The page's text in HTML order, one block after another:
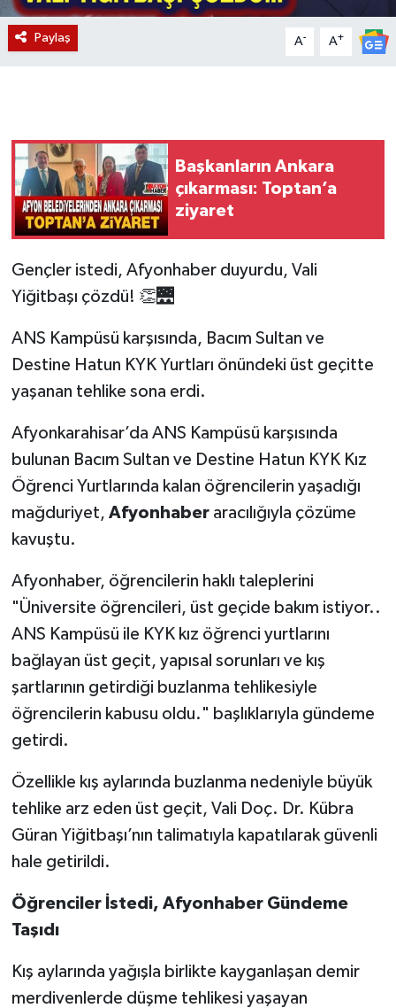
Paylaş A- A+
Başkanların Ankara
çıkarması: Toptan’a
ziyaret
Gençler istedi, Afyonhaber duyurdu, Vali
Yiğitbaşı çözdü! 👏🌉
ANS Kampüsü karşısında, Bacım Sultan ve
Destine Hatun KYK Yurtları önündeki üst geçitte
yaşanan tehlike sona erdi.
Afyonkarahisar’da ANS Kampüsü karşısında
bulunan Bacım Sultan ve Destine Hatun KYK Kız
Öğrenci Yurtlarında kalan öğrencilerin yaşadığı
mağduriyet, Afyonhaberaracılığıyla çözüme
kavuştu.
Afyonhaber, öğrencilerin haklı taleplerini
"Üniversite öğrencileri, üst geçide bakım istiyor..
ANS Kampüsü ile KYK kız öğrenci yurtlarını
bağlayan üst geçit, yapısal sorunları ve kış
şartlarının getirdiği buzlanma tehlikesiyle
öğrencilerin kabusu oldu." başlıklarıyla gündeme
getirdi.
Özellikle kış aylarında buzlanma nedeniyle büyük
tehlike arz eden üst geçit, Vali Doç. Dr. Kübra
Güran Yiğitbaşı’nın talimatıyla kapatılarak güvenli
hale getirildi.
Öğrenciler İstedi, Afyonhaber Gündeme
Taşıdı
Kış aylarında yağışla birlikte kayganlaşan demir
merdivenlerde düşme tehlikesi yaşayan